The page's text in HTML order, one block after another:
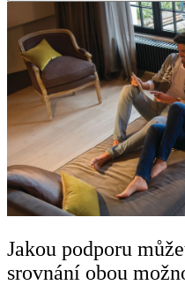
Jakou podporu
srovnání obou